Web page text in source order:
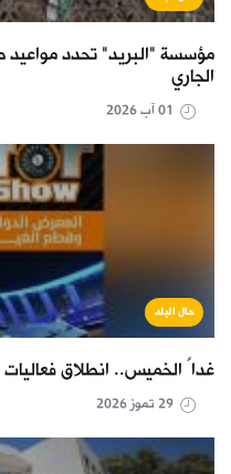
مؤسسة "البريد" تحدد
الجاري
حال البلد
غداً الخميس.. انطلاق فعاليات